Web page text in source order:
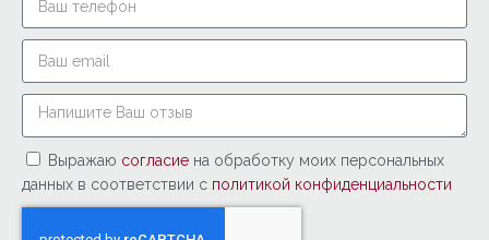
Выражаю согласие на обработку моих персональных
данных в соответствии с политикой конфиденциальности